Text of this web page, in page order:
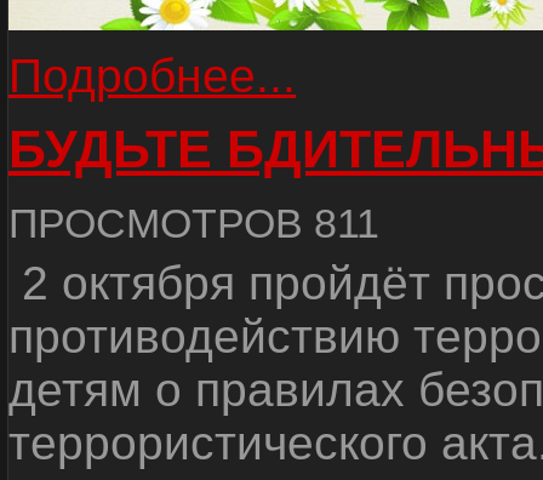
Подробнее...
БУДЬТЕ
ПРОСМОТРОВ 811
2 октября пройдёт
противодействию
детям о правилах
террористического